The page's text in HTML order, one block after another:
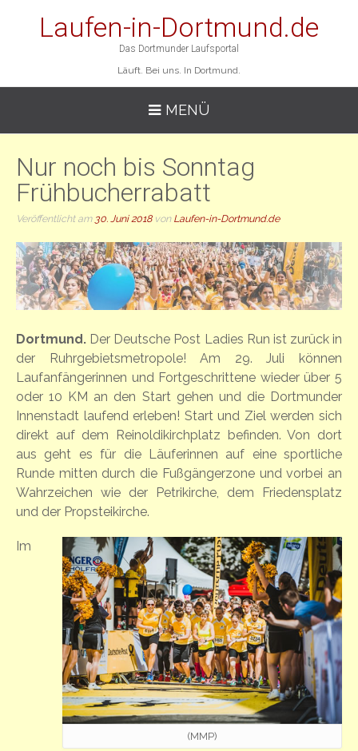
Laufen-in-Dortmund.de
Das Dortmunder Laufsportal
Läuft. Bei uns. In Dortmund.
MENÜ
Nur noch bis Sonntag
Frühbucherrabatt
Veröffentlicht am 30. Juni 2018von Laufen-in-Dortmund.de
Dortmund. Der Deutsche Post Ladies Run ist zurück in
der Ruhrgebietsmetropole! Am 29. Juli können
Laufanfängerinnen und Fortgeschrittene wieder über 5
oder 10 KM an den Start gehen und die Dortmunder
Innenstadt laufend erleben! Start und Ziel werden sich
direkt auf dem Reinoldikirchplatz befinden. Von dort
aus geht es für die Läuferinnen auf eine sportliche
Runde mitten durch die Fußgängerzone und vorbei an
Wahrzeichen wie der Petrikirche, dem Friedensplatz
und der Propsteikirche.
(MMP)
Im